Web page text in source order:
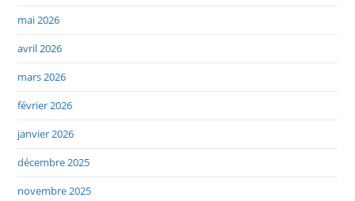
mai 2026
avril 2026
mars 2026
février 2026
janvier 2026
décembre 2025
novembre 2025